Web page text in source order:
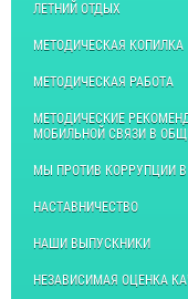
ЛЕТНИЙ ОТДЫХ
МЕТОДИЧЕСКАЯ КОПИЛКА
МЕТОДИЧЕСКАЯ РАБОТА
МЕТОДИЧЕСКИЕ
МОБИЛЬНОЙ СВЯЗИ В
МЫ ПРОТИВ КОРРУПЦИИ
НАСТАВНИЧЕСТВО
НАШИ ВЫПУСКНИКИ
НЕЗАВИСИМАЯ ОЦЕНКА